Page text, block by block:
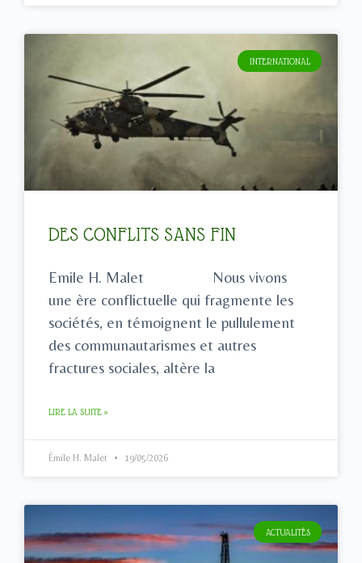
INTERNATIONAL
DES CONFLITS SANS FIN
Emile H. Malet Nous vivons
une ère conflictuelle qui fragmente les
sociétés, en témoignent le pullulement
des communautarismes et autres
fractures sociales, altère la
LIRE LA SUITE »
Émile H. Malet 19/05/2026
ACTUALITÉS